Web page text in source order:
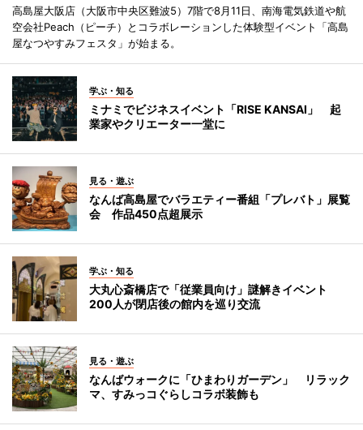
高島屋大阪店（大阪市中央区難波5）7階で8月11日、南海電気鉄道や航
空会社Peach（ピーチ）とコラボレーションした体験型イベント「高島
屋なつやすみフェスタ」が始まる。
学ぶ・知る
ミナミでビジネスイベント「RISE KANSAI」 起
業家やクリエーター一堂に
見る・遊ぶ
なんば高島屋でバラエティー番組「プレバト」展覧
会 作品450点超展示
学ぶ・知る
大丸心斎橋店で「従業員向け」謎解きイベント
200人が閉店後の館内を巡り交流
見る・遊ぶ
なんばウォークに「ひまわりガーデン」 リラック
マ、すみっコぐらしコラボ装飾も